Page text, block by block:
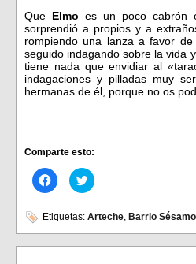
Que Elmo es un poco cabrón
sorprendió a propios y a
rompiendo una lanza a favor
seguido indagando sobre la vida
tiene nada que envidiar al
indagaciones y pilladas muy
hermanas de él, porque no os
Comparte esto:
Haz
clic
en
Facebook
(Se
abre
Haz
clic
en
(Se
abre
Etiquetas: Arteche Barrio Sésamo